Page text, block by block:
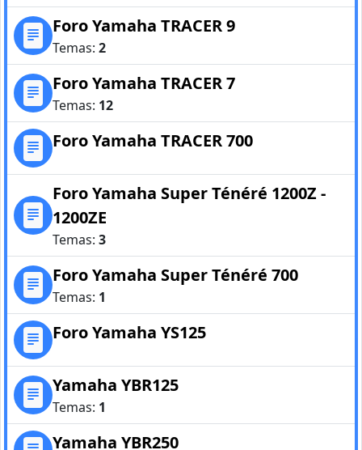
Foro Yamaha TRACER 9
Temas: 2
Foro Yamaha TRACER 7
Temas: 12
Foro Yamaha TRACER 700
Foro Yamaha Super Ténéré 1200Z -
1200ZE
Temas: 3
Foro Yamaha Super Ténéré 700
Temas: 1
Foro Yamaha YS125
Yamaha YBR125
Temas: 1
Yamaha YBR250